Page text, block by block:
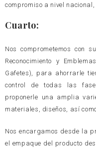
compromiso a nivel
Cuarto:
Nos comprometemos con
Reconocimiento y
Gafetes), para ahorrarle
control de todas las
proponerle una amplia
materiales, diseños, así
Nos encargamos desde la
el empaque del producto